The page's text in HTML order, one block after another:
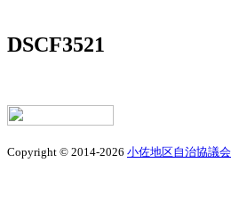
DSCF3521
Copyright © 2014-2026 小佐地区自治協議会